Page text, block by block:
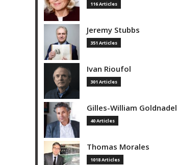
116 Articles
Jeremy Stubbs
351 Articles
Ivan Rioufol
301 Articles
Gilles-William Goldnadel
40 Articles
Thomas Morales
1018 Articles